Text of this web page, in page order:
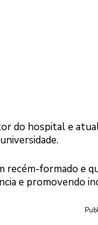
do hospital e
recém-formado e
e promovendo